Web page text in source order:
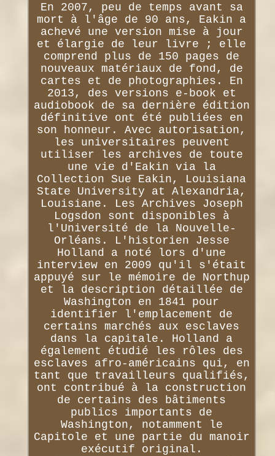
En 2007, peu de temps avant sa
mort à l'âge de 90 ans, Eakin a
achevé une version mise à jour
et élargie de leur livre ; elle
comprend plus de 150 pages de
nouveaux matériaux de fond, de
cartes et de photographies. En
2013, des versions e-book et
audiobook de sa dernière édition
définitive ont été publiées en
son honneur. Avec autorisation,
les universitaires peuvent
utiliser les archives de toute
une vie d'Eakin via la
Collection Sue Eakin, Louisiana
State University at Alexandria,
Louisiane. Les Archives Joseph
Logsdon sont disponibles à
l'Université de la Nouvelle-
Orléans. L'historien Jesse
Holland a noté lors d'une
interview en 2009 qu'il s'était
appuyé sur le mémoire de Northup
et la description détaillée de
Washington en 1841 pour
identifier l'emplacement de
certains marchés aux esclaves
dans la capitale. Holland a
également étudié les rôles des
esclaves afro-américains qui, en
tant que travailleurs qualifiés,
ont contribué à la construction
de certains des bâtiments
publics importants de
Washington, notamment le
Capitole et une partie du manoir
exécutif original.